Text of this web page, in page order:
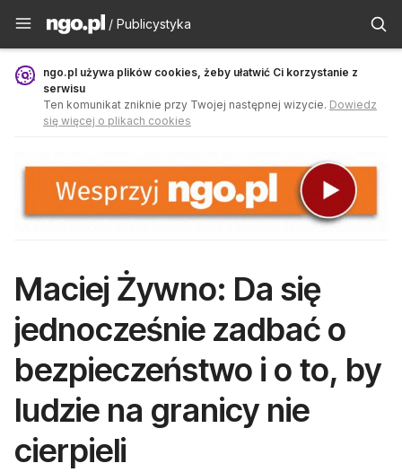
Publicystyka - ngo.pl
/ Publicystyka
ngo.pl używa plików cookies, żeby ułatwić Ci korzystanie z
serwisu
Ten komunikat zniknie przy Twojej następnej wizycie. Dowiedz
się więcej o plikach cookies
Maciej Żywno: Da się
jednocześnie zadbać o
bezpieczeństwo i o to, by
ludzie na granicy nie
cierpieli